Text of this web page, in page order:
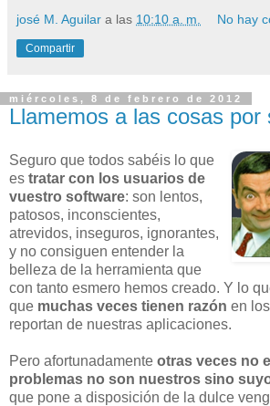
josé M. Aguilar a las 10:10 a. m. No hay
Compartir
miércoles, 8 de febrero de 2012
Llamemos a las cosas por
Seguro que todos sabéis lo que
es tratar con los usuarios de
vuestro software: son lentos,
patosos, inconscientes,
atrevidos, inseguros, ignorantes,
y no consiguen entender la
belleza de la herramienta que
con tanto esmero hemos creado. Y lo
que muchas veces tienen razón en
reportan de nuestras aplicaciones.
Pero afortunadamente otras veces no
problemas no son nuestros sino
que pone a disposición de la dulce